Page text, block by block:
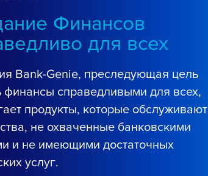
Финансов
для всех
Bank-Genie, преследующая цель
финансы справедливыми для всех,
продукты, которые обслуживают
не охваченные банковскими
и не имеющими достаточных
услуг.